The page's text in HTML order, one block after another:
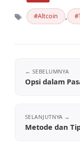
Tag Altcoin ,
Opsi dalam
Metode dan